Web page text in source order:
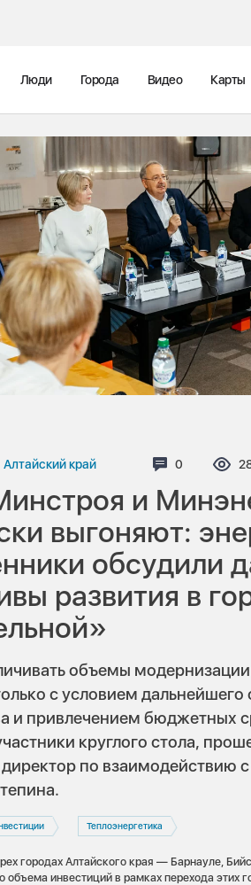
Люди Города Видео Карты
Алтайский край 0
и
выгоняют:
обсудили
развития в
объемы
с условием дальнейшего
и привлечением бюджетных
круглого стола,
директор по взаимодействию
Теплоэнергетика
городах Алтайского края — Барнауле,
объема инвестиций в рамках перехода этих